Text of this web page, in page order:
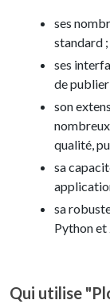
ses
standard ;
ses
de
son
qualité,
sa
sa
Python et
Qui utilise